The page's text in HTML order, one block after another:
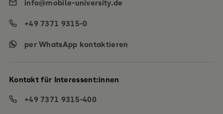
info@mobile-university.de
+49 7371 9315-0
per WhatsApp kontaktieren
Kontakt für Interessent:innen
+49 7371 9315-400